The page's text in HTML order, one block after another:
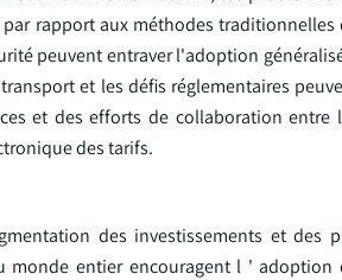
rapport aux méthodes traditionnelles
peuvent entraver l'adoption
et les défis réglementaires
et des efforts de collaboration entre
des tarifs.
des investissements et des
monde entier encouragent l ' adoption